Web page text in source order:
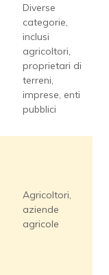
Diverse
categorie,
inclusi
agricoltori,
proprietari di
terreni,
imprese, enti
pubblici
Agricoltori,
aziende
agricole